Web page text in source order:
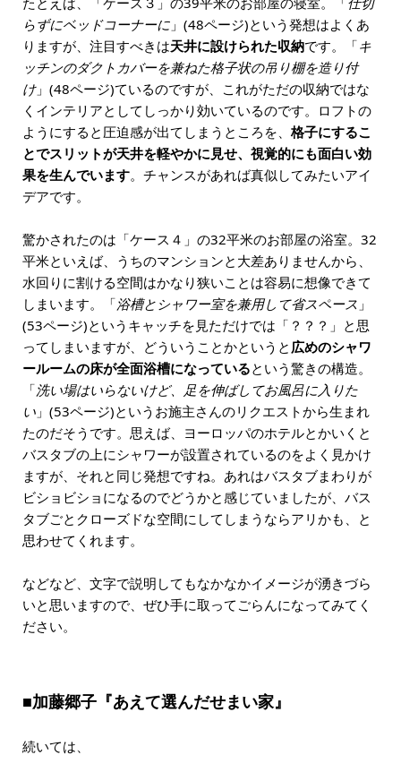
らずにベッドコーナーに」(48ページ)という発想はよくあ
りますが、注目すべきは天井に設けられた収納です。「キ
ッチンのダクトカバーを兼ねた格子状の吊り棚を造り付
け」(48ページ)ているのですが、これがただの収納ではな
くインテリアとしてしっかり効いているのです。ロフトの
ようにすると圧迫感が出てしまうところを、 格子にするこ
とでスリットが天井を軽やかに見せ、視覚的にも面白い効
果を生んでいます。チャンスがあれば真似してみたいアイ
デアです。
驚かされたのは「ケース４」の32平米のお部屋の浴室。32
平米といえば、うちのマンションと大差ありませんから、
水回りに割ける空間はかなり狭いことは容易に想像できて
しまいます。「浴槽とシャワー室を兼用して省スペース 」
(53ページ)というキャッチを見ただけでは「？？？」と思
ってしまいますが、どういうことかというと 広めのシャワ
ールームの床が全面浴槽になっているという驚きの構造。
「洗い場はいらないけど、足を伸ばしてお風呂に入りた
い」(53ページ)というお施主さんのリクエストから生まれ
たのだそうです。思えば、ヨーロッパのホテルとかいくと
バスタブの上にシャワーが設置されているのをよく見かけ
ますが、それと同じ発想ですね。あれはバスタブまわりが
ビショビショになるのでどうかと感じていましたが、バス
タブごとクローズドな空間にしてしまうならアリかも、と
思わせてくれます。
などなど、文字で説明してもなかなかイメージが湧きづら
いと思いますので、ぜひ手に取ってごらんになってみてく
ださい。
■加藤郷子『あえて選んだせまい家』
続いては、